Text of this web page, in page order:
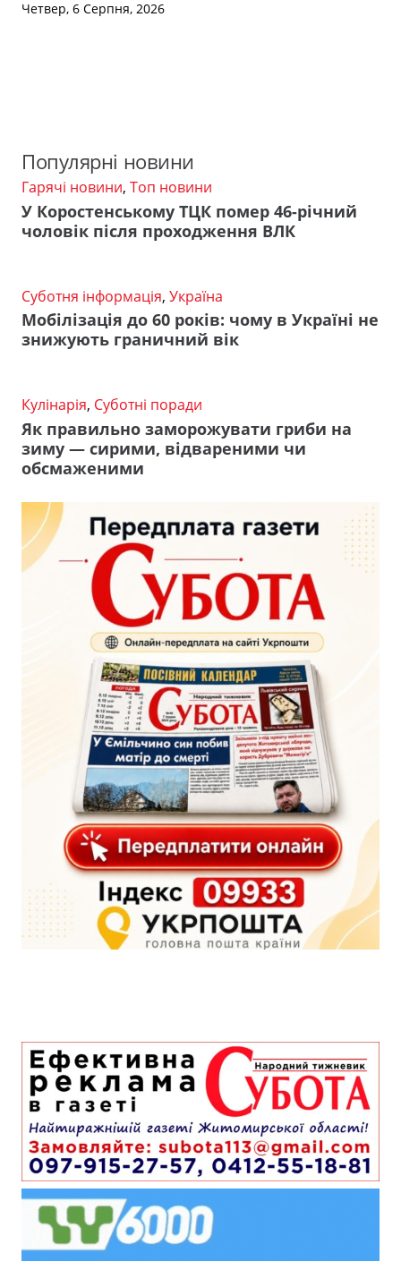
Четвер, 6 Серпня, 2026
Популярні новини
Гарячі новини, Топ новини
У Коростенському ТЦК помер 46-річний
чоловік після проходження ВЛК
Суботня інформація, Україна
Мобілізація до 60 років: чому в Україні не
знижують граничний вік
Кулінарія, Суботні поради
Як правильно заморожувати гриби на
зиму — сирими, відвареними чи
обсмаженими